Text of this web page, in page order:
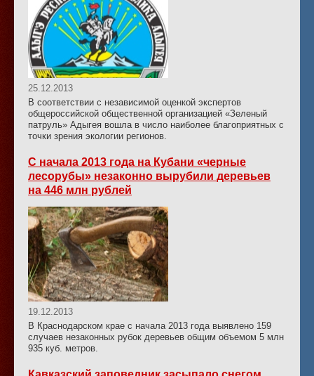
25.12.2013
В соответствии с независимой оценкой экспертов
общероссийской общественной организацией «Зеленый
патруль» Адыгея вошла в число наиболее благоприятных с
точки зрения экологии регионов.
С начала 2013 года на Кубани «черные
лесорубы» незаконно вырубили деревьев
на 446 млн рублей
19.12.2013
В Краснодарском крае с начала 2013 года выявлено 159
случаев незаконных рубок деревьев общим объемом 5 млн
935 куб. метров.